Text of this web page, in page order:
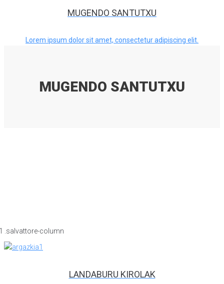
MUGENDO SANTUTXU
Lorem ipsum dolor sit amet, consectetur adipiscing elit.
MUGENDO SANTUTXU
LANDABURU KIROLAK